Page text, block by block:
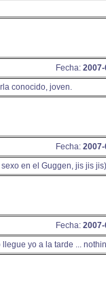
Fecha:
conocido, joven.
Fecha:
en el Guggen, jis jis jis)
Fecha:
yo a la tarde ...